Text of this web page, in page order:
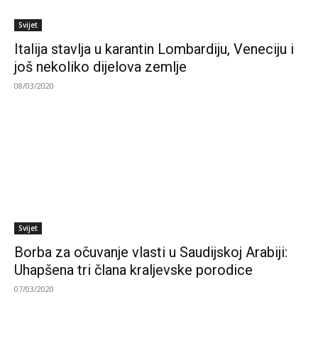
Svijet
Italija stavlja u karantin Lombardiju, Veneciju i
još nekoliko dijelova zemlje
08/03/2020
Svijet
Borba za očuvanje vlasti u Saudijskoj Arabiji:
Uhapšena tri člana kraljevske porodice
07/03/2020